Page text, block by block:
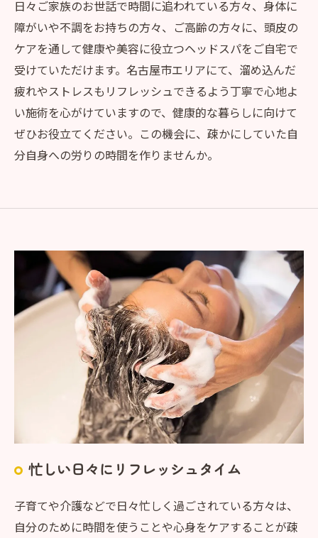
日々ご家族のお世話で時間に追われている方々、身体に
障がいや不調をお持ちの方々、ご高齢の方々に、頭皮の
ケアを通して健康や美容に役立つヘッドスパをご自宅で
受けていただけます。名古屋市エリアにて、溜め込んだ
疲れやストレスもリフレッシュできるよう丁寧で心地よ
い施術を心がけていますので、健康的な暮らしに向けて
ぜひお役立てください。この機会に、疎かにしていた自
分自身への労りの時間を作りませんか。
忙しい日々にリフレッシュタイム
子育てや介護などで日々忙しく過ごされている方々は、
自分のために時間を使うことや心身をケアすることが疎